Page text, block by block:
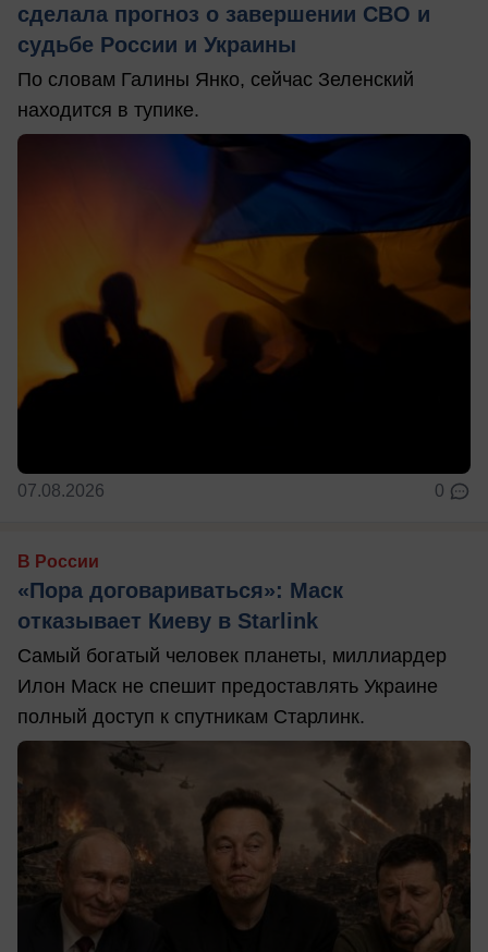
сделала прогноз о завершении СВО и
судьбе России и Украины
По словам Галины Янко, сейчас Зеленский
находится в тупике.
07.08.2026 0
В России
«Пора договариваться»: Маск
отказывает Киеву в Starlink
Самый богатый человек планеты, миллиардер
Илон Маск не спешит предоставлять Украине
полный доступ к спутникам Старлинк.